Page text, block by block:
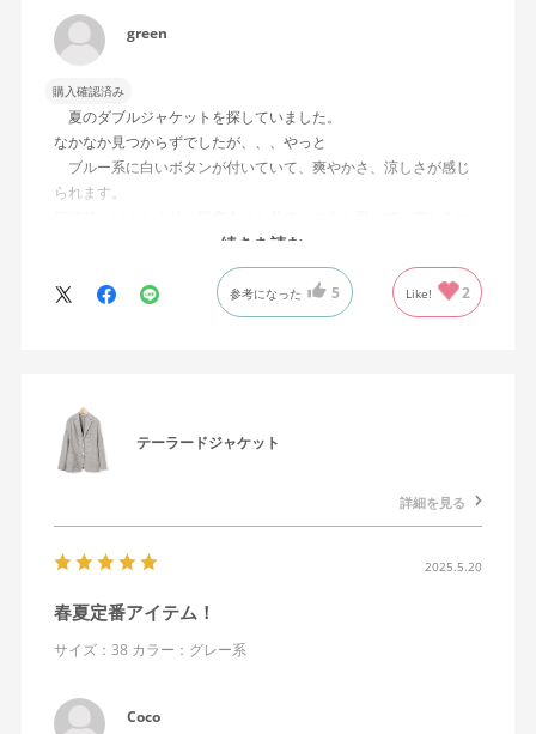
green
購入確認済み
夏のダブルジャケットを探していました。
なかなか見つからずでしたが、、、やっと
ブルー系に白いボタンが付いていて、爽やかさ、涼しさが感じ
られます。
ありがとうございました。
続きを読む
参考になった 5 Like! 2
テーラードジャケット
詳細を見る
2025.5.20
春夏定番アイテム！
サイズ：38 カラー：グレー系
Coco